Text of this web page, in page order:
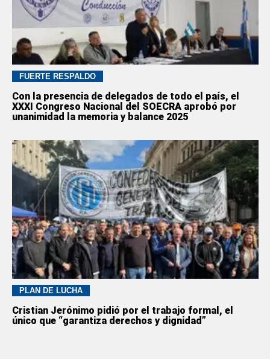
FUERTE RESPALDO
Con la presencia de delegados de todo el país, el
XXXI Congreso Nacional del SOECRA aprobó por
unanimidad la memoria y balance 2025
PLAN DE LUCHA
Cristian Jerónimo pidió por el trabajo formal, el
único que “garantiza derechos y dignidad”